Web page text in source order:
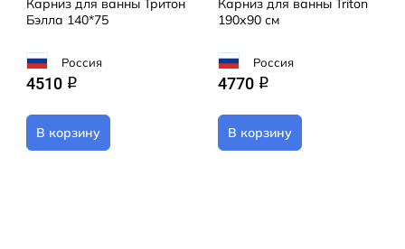
Карниз для ванны Тритон
Бэлла 140*75
Россия
4510 q
В корзину
Карниз для ванны Triton
190х90 см
Россия
4770 q
В корзину